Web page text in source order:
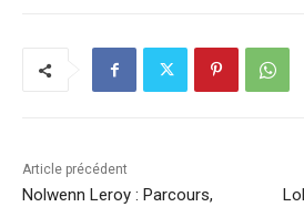
Article précédent
Nolwenn Leroy : Parcours,